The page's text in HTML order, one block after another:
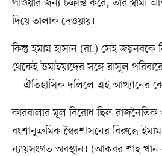
পাওয়ার জন্য চক্রান্ত করে, তাঁর স্বামী
দিয়ে তালাক দেওয়ায়।
কিন্তু ইমাম হাসান (রা.) সেই
থেকেই উমাইয়াদের সঙ্গে রাসুল
—ঐতিহাসিক দলিলে এই আখ্যানের
কারবালার মূল বিরোধ ছিল
বংশানুক্রমিক স্বৈরশাসনের বিরুদ্ধে
ন্যায়সংগত অবস্থান। (আকবর শাহ খান